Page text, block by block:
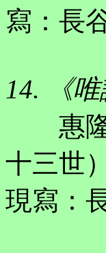
寫：長
14. 《
惠隆
十三世
現寫：